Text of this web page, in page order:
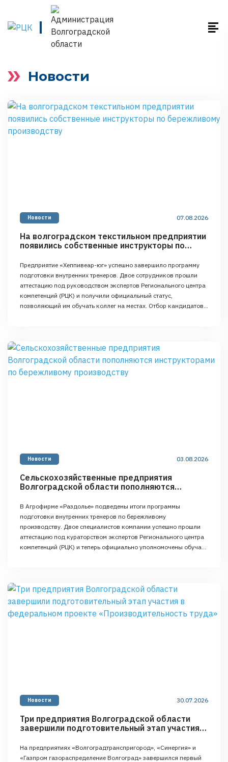
Новости
Новости 07.08.2026
На волгоградском текстильном предприятии
появились собственные инструкторы по
Предприятие «Хеппивеар-юг» успешно завершило программу
подготовки внутренних тренеров. Двое сотрудников прошли
аттестацию под руководством экспертов Регионального центра
компетенций (РЦК) и получили официальный статус,
позволяющий им обучать коллег на местах. Отбор кандидатов
теоретические вебинары и лекции … Continued
Новости 03.08.2026
Сельскохозяйственные предприятия
Волгоградской области пополняются
производству
В Агрофирме «Раздолье» подведены итоги программы
подготовки внутренних тренеров по бережливому
производству. Двое специалистов компании успешно прошли
аттестацию под кураторством экспертов Регионального центра
компетенций (РЦК) и теперь официально уполномочены обучать
оптимизации процессов. Курс сочетал теорию …Continued
Новости 30.07.2026
Три предприятия Волгоградской области
завершили подготовительный этап участия в
«Производительность труда»
На предприятиях «Волгоградтранспригород», «Синергия» и
«Газпром газораспределение Волгоград» завершился первый